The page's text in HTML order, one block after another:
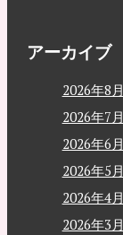
アーカイブ
2026年8月
2026年7月
2026年6月
2026年5月
2026年4月
2026年3月